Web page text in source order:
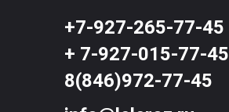
+7-927-265-77-45
+ 7-927-015-77-45
8(846)972-77-45